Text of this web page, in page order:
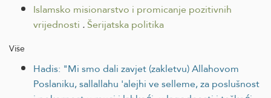
Islamsko misionarstvo i promicanje pozitivnih
vrijednosti .Šerijatska politika
Više
Hadis: "Mi smo dali zavjet (zakletvu) Allahovom
Poslaniku, sallallahu 'alejhi ve selleme, za poslušnost